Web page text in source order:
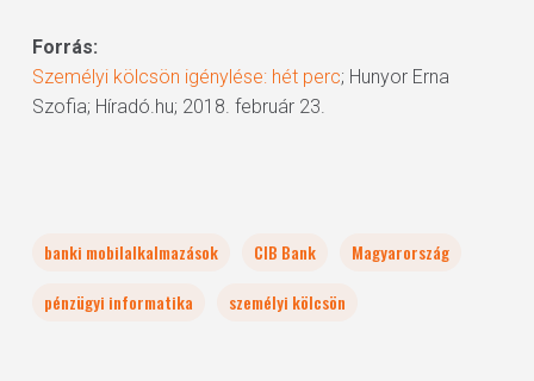
Forrás:
Személyi kölcsön igénylése: hét perc; Hunyor Erna
Szofia; Híradó.hu; 2018. február 23.
banki mobilalkalmazások CIB Bank
Magyarország
pénzügyi informatika
személyi kölcsön